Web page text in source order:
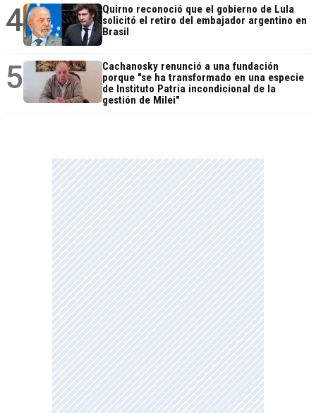
4
Quirno reconoció que el gobierno de Lula
solicitó el retiro del embajador argentino en
Brasil
5
Cachanosky renunció a una fundación
porque "se ha transformado en una especie
de Instituto Patria incondicional de la
gestión de Milei"